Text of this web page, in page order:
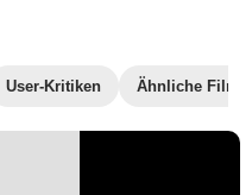
User-Kritiken Ähnliche Filme